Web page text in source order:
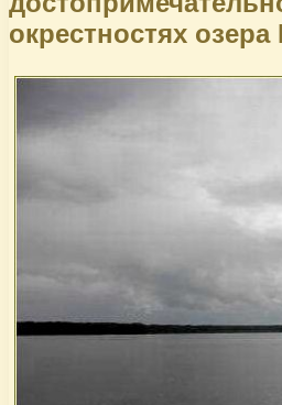
окрестностях озера